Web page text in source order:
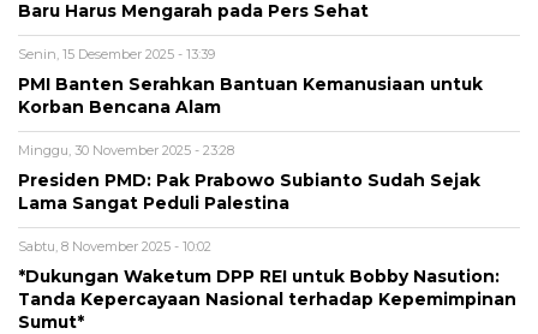
Baru Harus Mengarah pada Pers Sehat
Senin, 15 Desember 2025 - 13:39
PMI Banten Serahkan Bantuan Kemanusiaan untuk
Korban Bencana Alam
Minggu, 30 November 2025 - 23:28
Presiden PMD: Pak Prabowo Subianto Sudah Sejak
Lama Sangat Peduli Palestina
Sabtu, 8 November 2025 - 10:02
*Dukungan Waketum DPP REI untuk Bobby Nasution:
Tanda Kepercayaan Nasional terhadap Kepemimpinan
Sumut*